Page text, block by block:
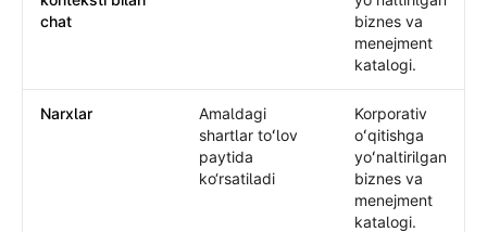
chat
biznes va
menejment
katalogi.
Narxlar
Amaldagi
shartlar toʻlov
paytida
ko‘rsatiladi
Korporativ
oʻqitishga
yoʻnaltirilgan
biznes va
menejment
katalogi.